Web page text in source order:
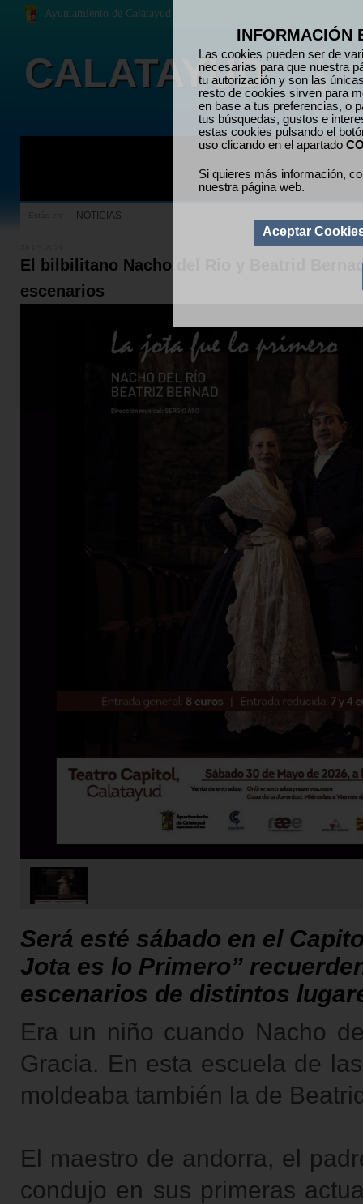
INFORMACIÓN
Las cookies pueden ser de
necesarias para que nuestra
tu autorización y son las
resto de cookies sirven para
en base a tus preferencias, o
tus búsquedas, gustos e
estas cookies pulsando el
uso clicando en el apartado
Si quieres más información,
nuestra página web.
Aceptar
El bilbilitano Nacho del Rio y Beatrid
escenarios
Será esté sábado en el
Jota es lo Primero”
escenarios de distintos
Era un niño cuando Nacho
Gracia. En esta escuela de
moldeaba también la de
El maestro de andorra, el
condujo en sus primeras
NOTICIAS
Ayuntamiento de Calatayud
CALATAYUD